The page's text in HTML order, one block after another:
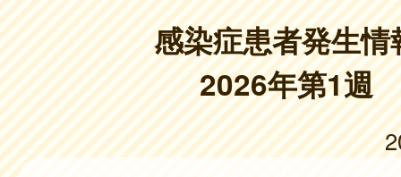
感染症患者発生情
2026年第1週